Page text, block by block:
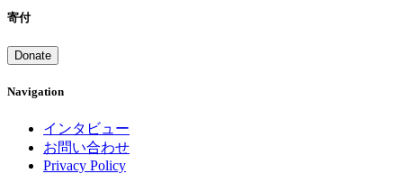
寄付
Donate
Navigation
インタビュー
お問い合わせ
Privacy Policy